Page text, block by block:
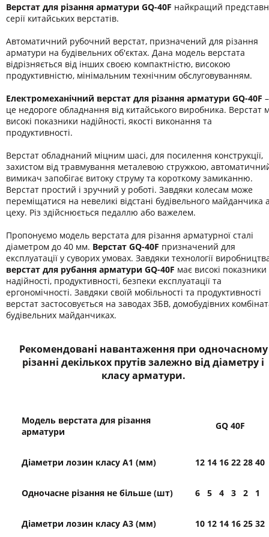
Верстат для різання арматури GQ-40F найкращий
серії китайських верстатів.
Автоматичний рубочний верстат, призначений для різання
арматури на будівельних об'єктах. Дана модель верстата
відрізняється від інших своєю компактністю, високою
продуктивністю, мінімальним технічним обслуговуванням.
Електромеханічний верстат для різання арматури GQ-40F –
це недороге обладнання від китайського виробника. Верстат
високі показники надійності, якості виконання та
продуктивності.
Верстат обладнаний міцним шасі, для посилення конструкції,
захистом від травмування металевою стружкою,
вимикач запобігає витоку струму та короткому замиканню.
Верстат простий і зручний у роботі. Завдяки колесам може
переміщатися на невеликі відстані будівельного майданчика
цеху. Різ здійснюється педаллю або важелем.
Пропонуємо модель верстата для різання арматурної сталі
діаметром до 40 мм. Верстат GQ-40F призначений для
експлуатації у суворих умовах. Завдяки технології
верстат для рубання арматури GQ-40F має високі показники
надійності, продуктивності, безпеки експлуатації та
ергономічності. Завдяки своїй мобільності та продуктивності
верстат застосовується на заводах ЗБВ, домобудівних
будівельних майданчиках.
Рекомендовані навантаження при одночасному
різанні декількох прутів залежно від діаметру і
класу арматури.
Модель верстата для різання
арматури
GQ 40F
Діаметри лозин класу А1 (мм) 12 14 16 22 28 40
Одночасне різання не більше (шт) 6 5 4 3 2 1
Діаметри лозин класу А3 (мм) 10 12 14 16 25 32